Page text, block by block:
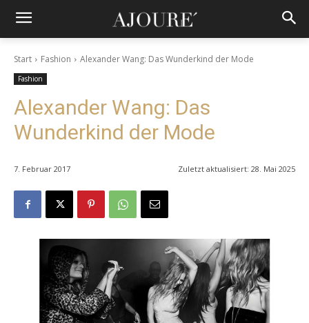
Start Fashion Alexander Wang: Das Wunderkind der Mode
Fashion
Alexander Wang: Das
Wunderkind der Mode
7. Februar 2017 Zuletzt aktualisiert: 28. Mai 2025